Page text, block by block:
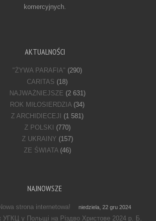
komercyjnych.
AKTUALNOŚCI
"ŻYWA PARAFIA" (290)
CARITAS (18)
NAJWAŻNIEJSZE (2 631)
ROK MIŁOSIERDZIA(34)
Z ARCHIDIECEJI
(1 581)
Z POLSKI
(770)
Z UKRAINY (157)
ZE ŚWIATA(46)
NAJNOWSZE
strona internetowa! niedziela, 22 gru 2024
УГКЦ у Польщі на Різдво Христове 2024 р. Б.